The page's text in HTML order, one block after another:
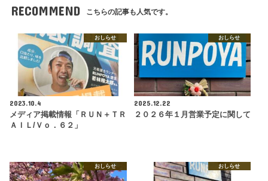
RECOMMEND こちらの記事も人気です。
おしらせ
2023.10.4
メディア掲載情報「ＲＵＮ＋ＴＲ
ＡＩＬ/Ｖｏ．６２」
おしらせ
2025.12.22
２０２６年１月営業予定に関して
おしらせ おしらせ